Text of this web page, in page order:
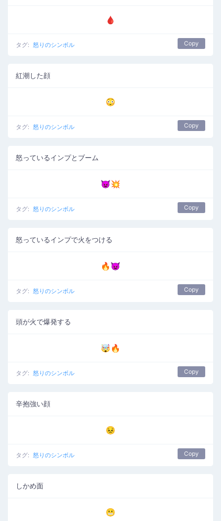
🩸
タグ: 怒りのシンボル Copy
紅潮した顔
😳
タグ: 怒りのシンボル Copy
怒っているインプとブーム
👿💥
タグ: 怒りのシンボル Copy
怒っているインプで火をつける
🔥👿
タグ: 怒りのシンボル Copy
頭が火で爆発する
🤯🔥
タグ: 怒りのシンボル Copy
辛抱強い顔
😣
タグ: 怒りのシンボル Copy
しかめ面
😬